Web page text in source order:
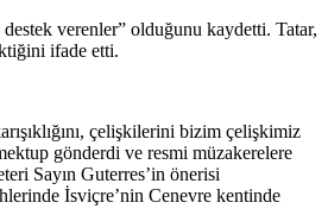
verenler” olduğunu kaydetti. Tatar,
ifade etti.
çelişkilerini bizim çelişkimiz
gönderdi ve resmi müzakerelere
Sayın Guterres’in önerisi
İsviçre’nin Cenevre kentinde